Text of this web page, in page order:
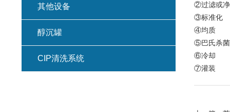
②过滤或
③标准化
④均质
⑤巴氏杀菌
⑥冷却
⑦灌装
其他设备
醇沉罐
CIP清洗系统